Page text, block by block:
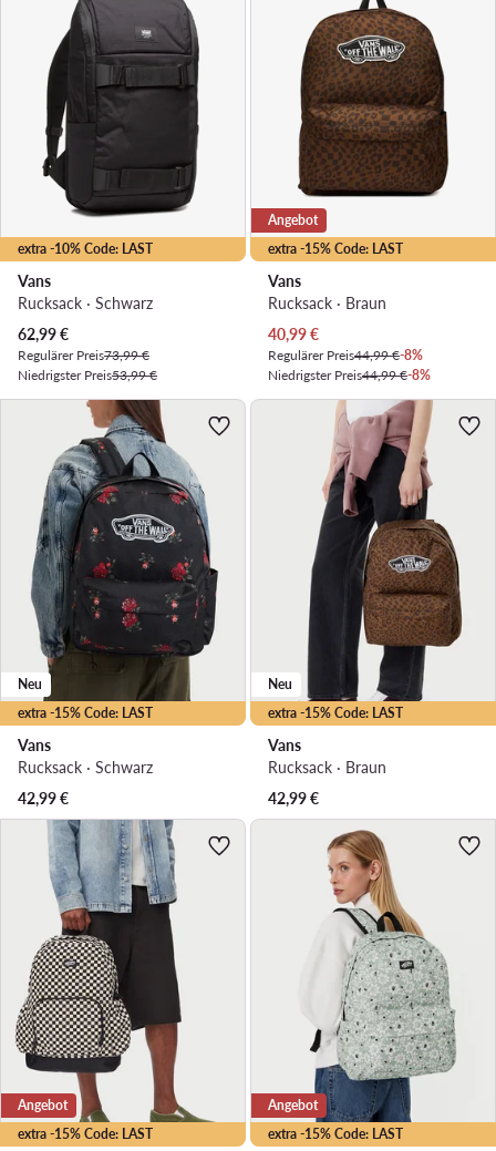
extra -10% Code: LAST
Vans
Rucksack · Schwarz
Aktueller Preis
62,99€
Regulärer Preis73,99 €
Niedrigster Preis53,99 €
extra -15% Code: LAST
Angebot
Vans
Rucksack · Braun
Aktueller Preis
40,99€
Regulärer Preis44,99 €-8%
Niedrigster Preis44,99 €-8%
extra -15% Code: LAST
Neu
Vans
Rucksack · Schwarz
42,99€
extra -15% Code: LAST
Neu
Vans
Rucksack · Braun
42,99€
extra -15% Code: LAST
Angebot
extra -15% Code: LAST
Angebot